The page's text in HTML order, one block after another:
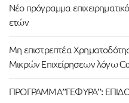
Νέο πρόγραμμα
ετών
Μη επιστρεπτέα
Μικρών Επιχείρησεων λόγω
ΠΡΟΓΡΑΜΜΑ”ΓΕΦΥΡΑ”: